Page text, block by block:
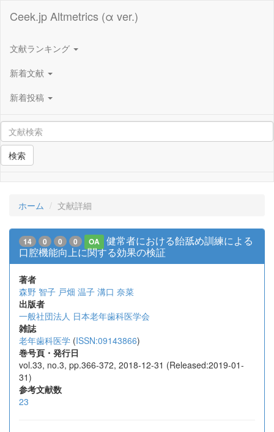
Ceek.jp Altmetrics (α ver.)
文献ランキング
新着文献
新着投稿
検索
ホーム 文献詳細
14 0 0 0 OA
健常者における飴舐め訓練による
口腔機能向上に関する効果の検証
著者
森野 智子 戸畑 温子 溝口 奈菜
出版者
一般社団法人 日本老年歯科医学会
雑誌
老年歯科医学 (ISSN:09143866)
巻号頁・発行日
vol.33, no.3, pp.366-372, 2018-12-31 (Released:2019-01-
31)
参考文献数
23